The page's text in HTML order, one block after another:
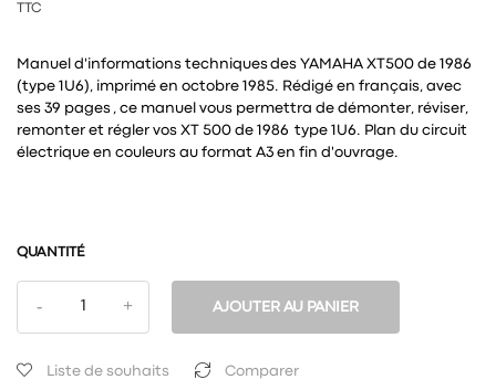
TTC
Manuel d'informations techniques des YAMAHA XT500 de 1986
(type 1U6), imprimé en octobre 1985. Rédigé en français, avec
ses 39 pages , ce manuel vous permettra de démonter, réviser,
remonter et régler vos XT 500 de 1986 type 1U6. Plan du circuit
électrique en couleurs au format A3 en fin d'ouvrage.
QUANTITÉ
AJOUTER AU PANIER
Liste de souhaits Comparer